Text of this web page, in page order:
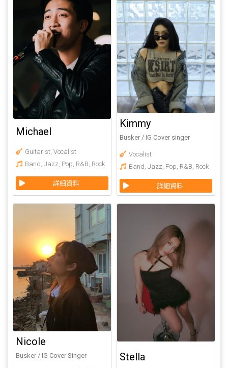
Michael
Guitarist Vocalist
Band Jazz Pop R&B Rock
詳細資料
Kimmy
Busker / IG Cover singer
Vocalist
Band, Jazz, Pop, R&B, Rock
詳細資料
Nicole
Busker / IG Cover Singer Stella